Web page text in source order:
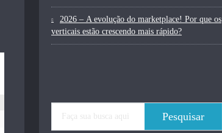
2026 – A evolução do marketplace! Por que os
verticais estão crescendo mais rápido?